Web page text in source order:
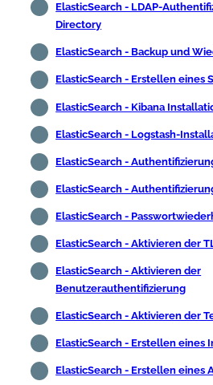
ElasticSearch - LDAP-
Directory
ElasticSearch - Backup und
ElasticSearch - Erstellen eines
ElasticSearch - Kibana
ElasticSearch - Logstash-
ElasticSearch -
ElasticSearch -
ElasticSearch -
ElasticSearch - Aktivieren der
ElasticSearch - Aktivieren der
Benutzerauthentifizierung
ElasticSearch - Aktivieren der
ElasticSearch - Erstellen eines
ElasticSearch - Erstellen eines